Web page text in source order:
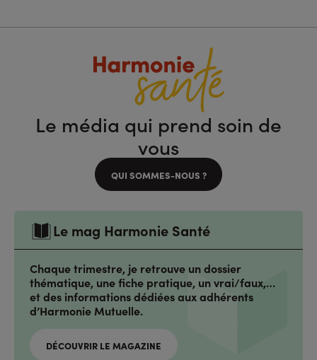
Le média qui prend soin de
vous
QUI SOMMES-NOUS ?
Le mag Harmonie Santé
Chaque trimestre, je retrouve un dossier
thématique, une fiche pratique, un vrai/faux,…
et des informations dédiées aux adhérents
d’Harmonie Mutuelle.
DÉCOUVRIR LE MAGAZINE